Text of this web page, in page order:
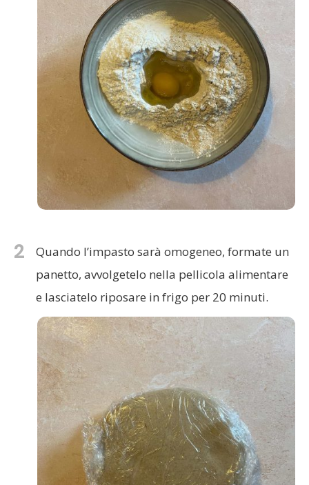
2
Quando l’impasto sarà omogeneo, formate un
panetto, avvolgetelo nella pellicola alimentare
e lasciatelo riposare in frigo per 20 minuti.